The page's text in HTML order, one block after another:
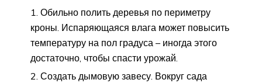
Обильно полить деревья по периметру
кроны. Испаряющаяся влага может повысить
температуру на пол градуса – иногда этого
достаточно, чтобы спасти урожай.
Создать дымовую завесу. Вокруг сада